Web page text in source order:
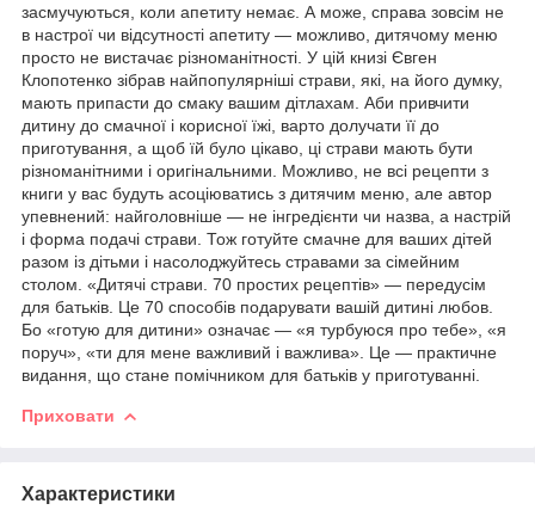
засмучуються, коли апетиту немає. А може, справа зовсім не
в настрої чи відсутності апетиту — можливо, дитячому меню
просто не вистачає різноманітності. У цій книзі Євген
Клопотенко зібрав найпопулярніші страви, які, на його думку,
мають припасти до смаку вашим дітлахам. Аби привчити
дитину до смачної і корисної їжі, варто долучати її до
приготування, а щоб їй було цікаво, ці страви мають бути
різноманітними і оригінальними. Можливо, не всі рецепти з
книги у вас будуть асоціюватись з дитячим меню, але автор
упевнений: найголовніше — не інгредієнти чи назва, а настрій
і форма подачі страви. Тож готуйте смачне для ваших дітей
разом із дітьми і насолоджуйтесь стравами за сімейним
столом. «Дитячі страви. 70 простих рецептів» — передусім
для батьків. Це 70 способів подарувати вашій дитині любов.
Бо «готую для дитини» означає — «я турбуюся про тебе», «я
поруч», «ти для мене важливий і важлива». Це — практичне
видання, що стане помічником для батьків у приготуванні.
Приховати
Характеристики